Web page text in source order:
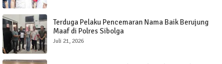
Terduga Pelaku Pencemaran Nama Baik Berujung
Maaf di Polres Sibolga
Juli 21, 2026